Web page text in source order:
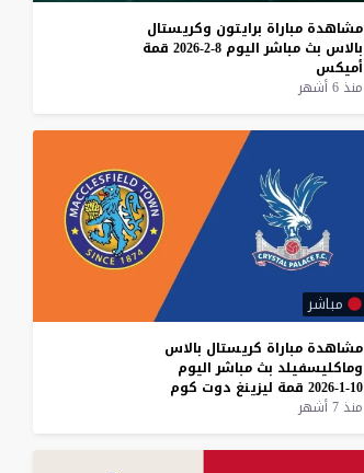
مشاهدة مباراة برايتون وكريستال
بالاس بث مباشر اليوم 8-2-2026
قمة
أميكس
منذ 6 أشهر
مباشر
مشاهدة مباراة كريستال بالاس
وماكليسفيلد بث مباشر اليوم
10-1-2026
قمة ليزينغ دوت كوم
منذ 7 أشهر